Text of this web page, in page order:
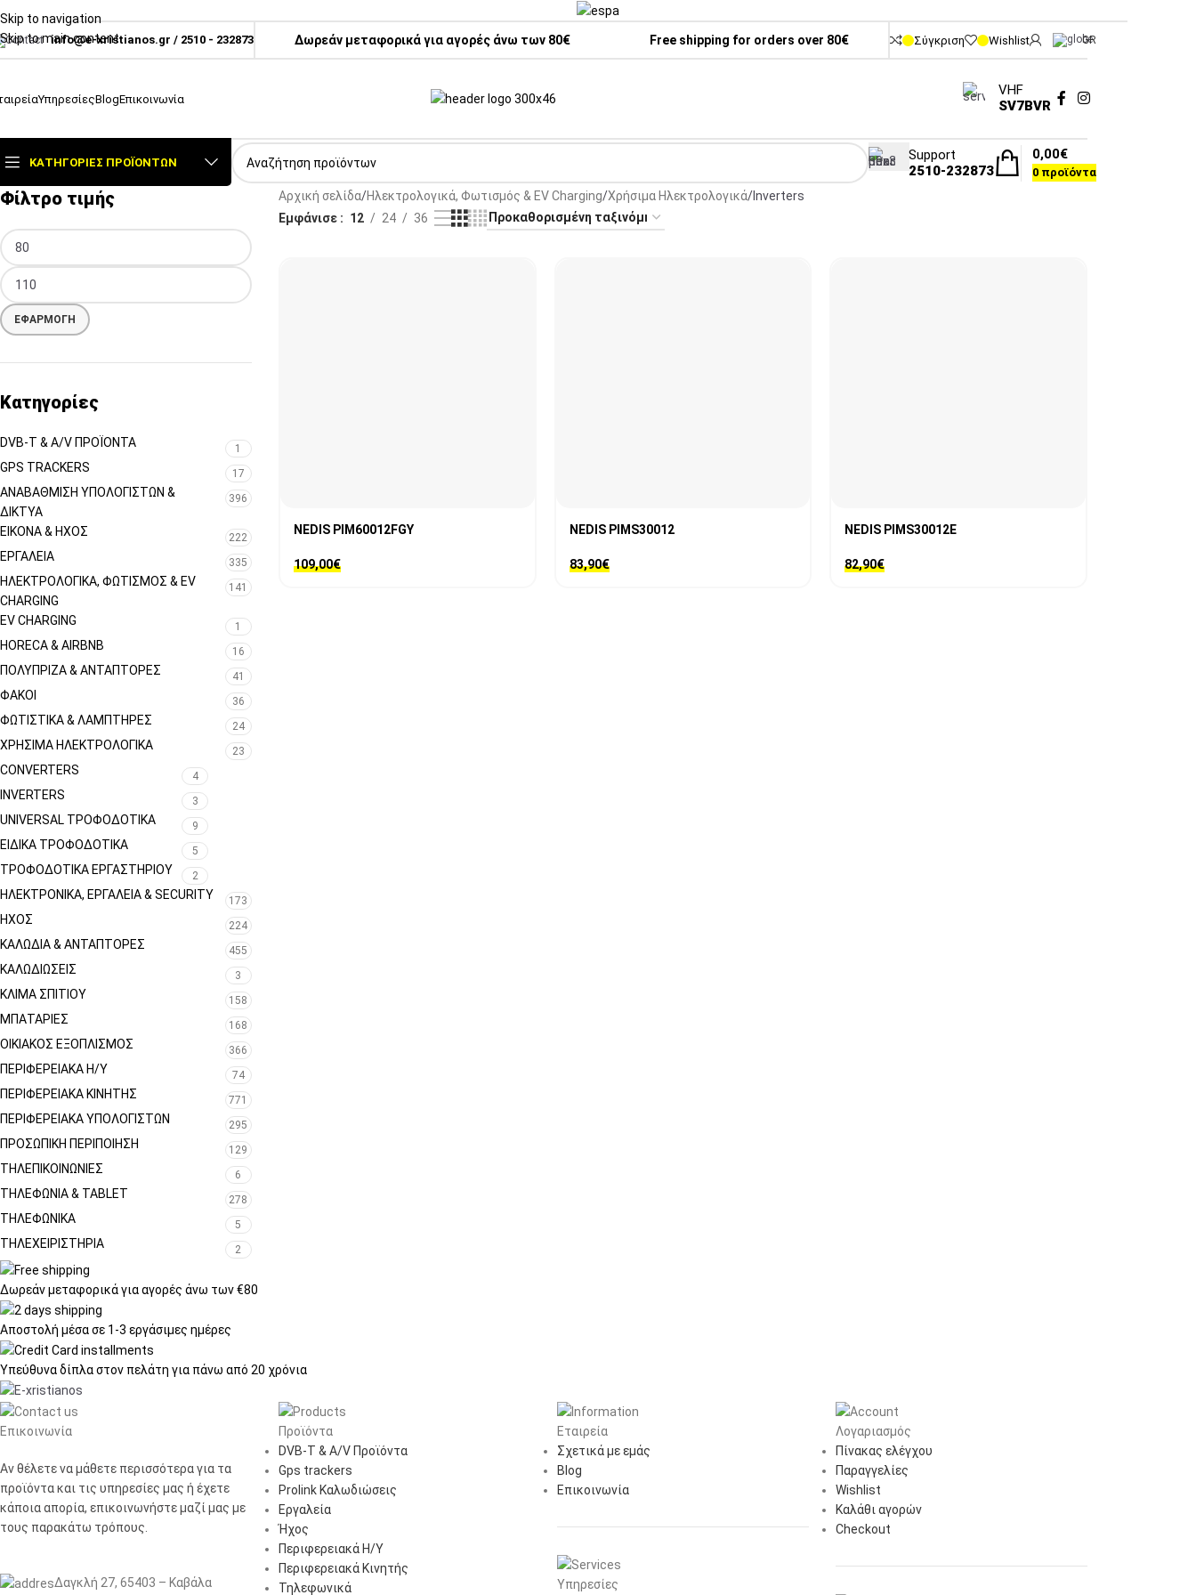
Skip to navigation
Skip to main content
info@e-xristianos.gr / 2510 - 232873 Δωρεάν μεταφορικά για αγορές άνω των 80€ Free shipping for orders over 80€ Σύγκριση Wishlist GR
ΥπηρεσίεςBlogΕπικοινωνία
VHF
SV7BVR
ΚΑΤΗΓΟΡΊΕΣ ΠΡΟΪΌΝΤΩΝ
Support
2510-232873
0 προϊόντα
0,00€
Φίλτρο τιμής
ΕΦΑΡΜΟΓΉ
Κατηγορίες
DVB-T & A/V ΠΡΟΪΌΝΤΑ 1
GPS TRACKERS 17
ΑΝΑΒΆΘΜΙΣΗ ΥΠΟΛΟΓΙΣΤΏΝ &
ΔΊΚΤΥΑ
396
ΕΙΚΌΝΑ & ΗΧΟΣ 222
ΕΡΓΑΛΕΊΑ 335
ΗΛΕΚΤΡΟΛΟΓΙΚΆ, ΦΩΤΙΣΜΌΣ & EV
CHARGING
141
EV CHARGING 1
HORECA & AIRBNB 16
ΠΟΛΎΠΡΙΖΑ & ΑΝΤΆΠΤΟΡΕΣ 41
ΦΑΚΟΊ 36
ΦΩΤΙΣΤΙΚΆ & ΛΑΜΠΤΉΡΕΣ 24
ΧΡΉΣΙΜΑ ΗΛΕΚΤΡΟΛΟΓΙΚΆ 23
CONVERTERS 4
INVERTERS 3
UNIVERSAL ΤΡΟΦΟΔΟΤΙΚΆ 9
ΕΙΔΙΚΆ ΤΡΟΦΟΔΟΤΙΚΆ 5
ΤΡΟΦΟΔΟΤΙΚΆ ΕΡΓΑΣΤΗΡΊΟΥ 2
ΗΛΕΚΤΡΟΝΙΚΆ, ΕΡΓΑΛΕΊΑ & SECURITY 173
ΉΧΟΣ 224
ΚΑΛΏΔΙΑ & ΑΝΤΆΠΤΟΡΕΣ 455
ΚΑΛΩΔΙΏΣΕΙΣ 3
ΚΛΊΜΑ ΣΠΙΤΙΟΎ 158
ΜΠΑΤΑΡΊΕΣ 168
ΟΙΚΙΑΚΌΣ ΕΞΟΠΛΙΣΜΌΣ 366
ΠΕΡΙΦΕΡΕΙΑΚΑ Η/Υ 74
ΠΕΡΙΦΕΡΕΙΑΚΑ ΚΙΝΗΤΗΣ 771
ΠΕΡΙΦΕΡΕΙΑΚΆ ΥΠΟΛΟΓΙΣΤΏΝ 295
ΠΡΟΣΩΠΙΚΉ ΠΕΡΙΠΟΊΗΣΗ 129
ΤΗΛΕΠΙΚΟΙΝΩΝΊΕΣ 6
ΤΗΛΕΦΩΝΊΑ & TABLET 278
ΤΗΛΕΦΩΝΙΚΑ 5
ΤΗΛΕΧΕΙΡΙΣΤΉΡΙΑ 2
Αρχική σελίδα Ηλεκτρολογικά, Φωτισμός & EV Charging Χρήσιμα Ηλεκτρολογικά Inverters
Εμφάνισε
12 24 36
NEDIS PIM60012FGY
109,00€
NEDIS PIMS30012
83,90€
NEDIS PIMS30012E
82,90€
Δωρεάν μεταφορικάγια αγορές άνω των €80
Αποστολή μέσα σε 1-3 εργάσιμες ημέρες
Υπεύθυνα δίπλα στον πελάτη για πάνω από 20 χρόνια
Επικοινωνία
Αν θέλετε να μάθετε περισσότερα για τα
προϊόντα και τις υπηρεσίες μας ή έχετε
κάποια απορία, επικοινωνήστε μαζί μας με
τους παρακάτω τρόπους.
Δαγκλή 27, 65403 – Καβάλα
Προϊόντα
DVB-T & A/V Προϊόντα
Gps trackers
Prolink Καλωδιώσεις
Εργαλεία
Ήχος
Περιφερειακά Η/Υ
Περιφερειακά Κινητής
Τηλεφωνικά
Εταιρεία
Σχετικά με εμάς
Blog
Επικοινωνία
Υπηρεσίες
Λογαριασμός
Πίνακας ελέγχου
Παραγγελίες
Wishlist
Καλάθι αγορών
Checkout